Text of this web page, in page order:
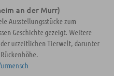
an der Murr)
Ausstellungsstücke zum
Geschichte gezeigt. Weitere
urzeitlichen Tierwelt, darunter